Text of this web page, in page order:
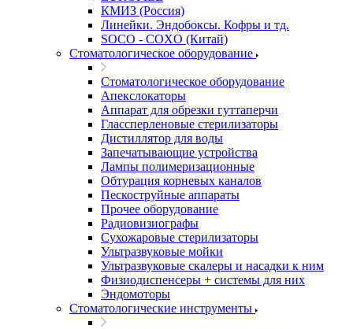
КМИЗ (Россия)
Линейки. Эндобоксы. Кофры и тд.
SOCO - COXO (Китай)
Стоматологическое оборудование
Стоматологическое оборудование
Апекслокаторы
Аппарат для обрезки гуттаперчи
Глассперленовые стерилизаторы
Дистиллятор для воды
Запечатывающие устройства
Лампы полимеризационные
Обтурация корневых каналов
Пескоструйные аппараты
Прочее оборудование
Радиовизиографы
Сухожаровые стерилизаторы
Ультразвуковые мойки
Ультразвуковые скалеры и насадки к ним
Физиодиспенсеры + системы для них
Эндомоторы
Стоматологические инструменты